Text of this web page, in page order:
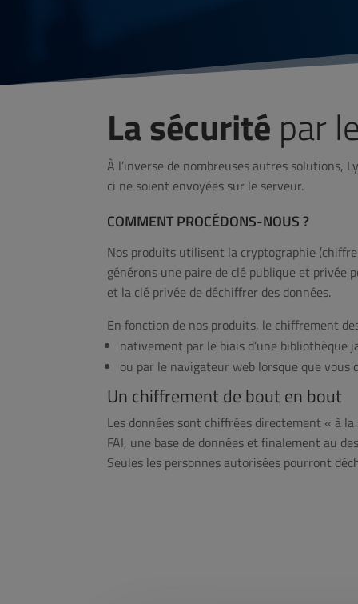
La sécurité par
À l’inverse de nombreuses autres solutions,
ci ne soient envoyées sur le serveur.
COMMENT PROCÉDONS-NOUS ?
Nos produits utilisent la cryptographie
générons une paire de clé publique et privée
et la clé privée de déchiffrer des données.
En fonction de nos produits, le chiffrement
nativement par le biais d’une bibliothèque
ou par le navigateur web lorsque que vous
Un chiffrement de bout en bout
Les données sont chiffrées directement « à
FAI, une base de données et finalement au
Seules les personnes autorisées pourront